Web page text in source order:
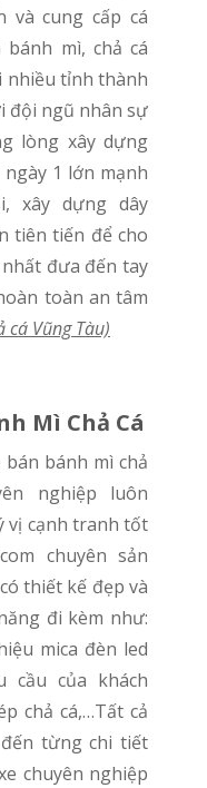
và cung cấp cá
bánh mì, chả cá
nhiều tỉnh thành
đội ngũ nhân sự
lòng xây dựng
1 lớn mạnh
xây dựng dây
tiên tiến để cho
đưa đến tay
toàn an tâm
cá Vũng Tàu)
Mì Chả Cá
nghiệp luôn
vị cạnh tranh tốt
chuyên sản
thiết kế đẹp và
đi kèm như:
mica đèn led
cầu của khách
chả cá,…Tất cả
từng chi tiết
chuyên nghiệp